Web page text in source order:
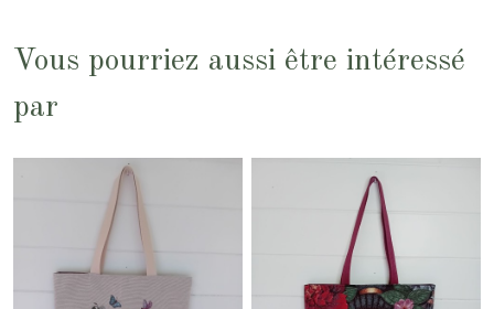
Vous pourriez aussi être intéressé
par